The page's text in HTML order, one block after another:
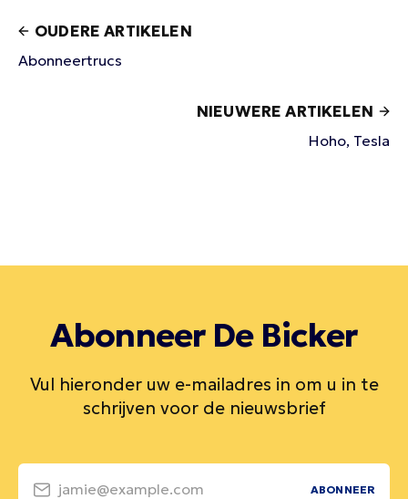
OUDERE ARTIKELEN
Abonneertrucs
NIEUWERE ARTIKELEN
Hoho, Tesla
Abonneer De Bicker
Vul hieronder uw e-mailadres in om u in te
schrijven voor de nieuwsbrief
jamie@example.com ABONNEER